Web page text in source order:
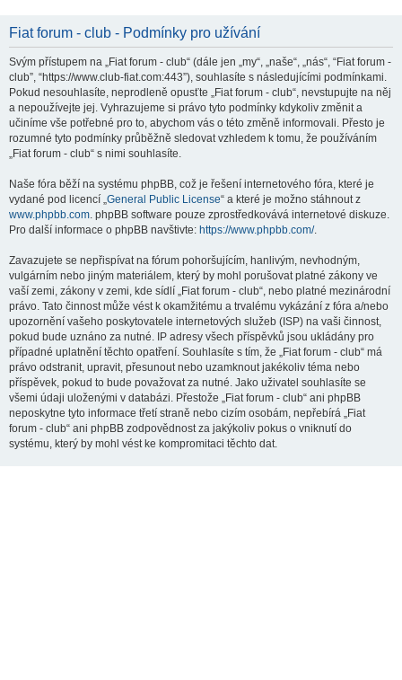
Fiat forum - club - Podmínky pro užívání
Svým přístupem na „Fiat forum - club“ (dále jen „my“, „naše“, „nás“, “Fiat forum -
club”, “https://www.club-fiat.com:443”), souhlasíte s následujícími podmínkami.
Pokud nesouhlasíte, neprodleně opusťte „Fiat forum - club“, nevstupujte na něj
a nepoužívejte jej. Vyhrazujeme si právo tyto podmínky kdykoliv změnit a
učiníme vše potřebné pro to, abychom vás o této změně informovali. Přesto je
rozumné tyto podmínky průběžně sledovat vzhledem k tomu, že používáním
„Fiat forum - club“ s nimi souhlasíte.
Naše fóra běží na systému phpBB, což je řešení internetového fóra, které je
vydané pod licencí „General Public License“ a které je možno stáhnout z
www.phpbb.com. phpBB software pouze zprostředkovává internetové diskuze.
Pro další informace o phpBB navštivte: https://www.phpbb.com/.
Zavazujete se nepřispívat na fórum pohoršujícím, hanlivým, nevhodným,
vulgárním nebo jiným materiálem, který by mohl porušovat platné zákony ve
vaší zemi, zákony v zemi, kde sídlí „Fiat forum - club“, nebo platné mezinárodní
právo. Tato činnost může vést k okamžitému a trvalému vykázání z fóra a/nebo
upozornění vašeho poskytovatele internetových služeb (ISP) na vaši činnost,
pokud bude uznáno za nutné. IP adresy všech příspěvků jsou ukládány pro
případné uplatnění těchto opatření. Souhlasíte s tím, že „Fiat forum - club“ má
právo odstranit, upravit, přesunout nebo uzamknout jakékoliv téma nebo
příspěvek, pokud to bude považovat za nutné. Jako uživatel souhlasíte se
všemi údaji uloženými v databázi. Přestože „Fiat forum - club“ ani phpBB
neposkytne tyto informace třetí straně nebo cizím osobám, nepřebírá „Fiat
forum - club“ ani phpBB zodpovědnost za jakýkoliv pokus o vniknutí do
systému, který by mohl vést ke kompromitaci těchto dat.